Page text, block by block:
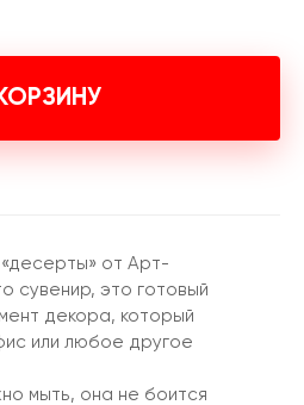
«десерты» от Арт-
сувенир, это готовый
декора, который
или любое другое
мыть, она не боится